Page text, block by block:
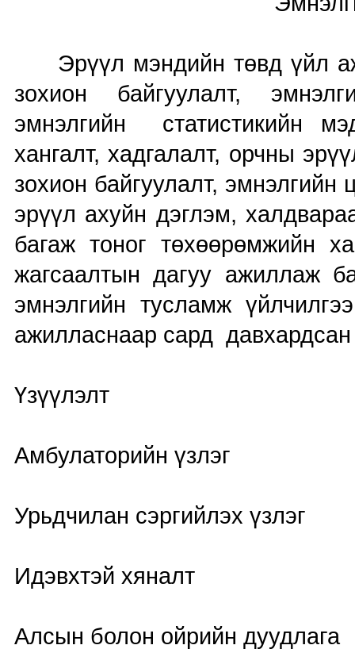
Эрүүл мэндийн төвд үйл
зохион байгуулалт,
эмнэлгийн статистикийн
хангалт, хадгалалт, орчны
зохион байгуулалт, эмнэлгийн
эрүүл ахуйн дэглэм,
багаж тоног төхөөрөмжийн
жагсаалтын дагуу
эмнэлгийн тусламж
ажилласнаар сард давхардсан
Үзүүлэлт
Амбулаторийн үзлэг
Урьдчилан сэргийлэх үзлэг
Идэвхтэй хяналт
Алсын болон ойрийн дуудлага